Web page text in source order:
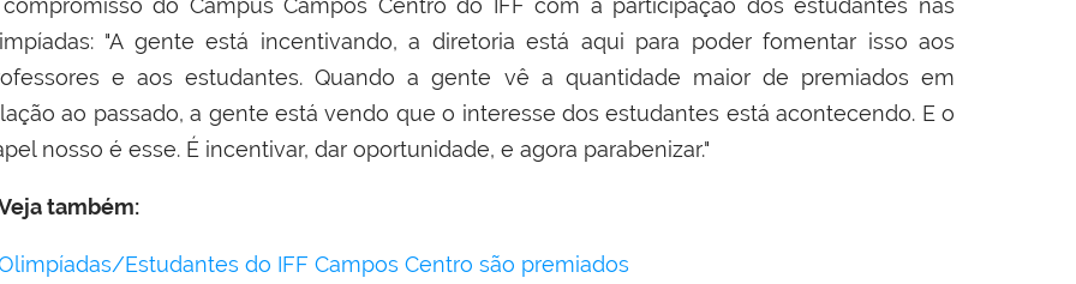
do Campus Campos Centrodo IFFcom a participação dos estudantes nas
"A gente está incentivando, a diretoria está aqui para poder fomentar isso aos
e aos estudantes. Quando a gente vê a quantidade maior de premiados em
ao passado, a gente está vendo que o interesse dos estudantes está acontecendo. E o
nosso é esse. É incentivar, dar oportunidade, e agora parabenizar."
também:
Estudantes do IFF Campos Centro são premiados